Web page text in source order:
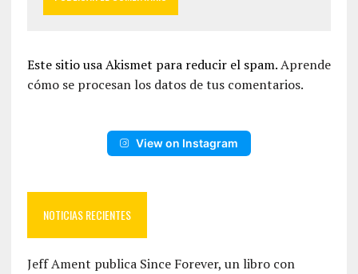
Este sitio usa Akismet para reducir el spam.Aprende
cómo se procesan los datos de tus comentarios.
View on Instagram
NOTICIAS RECIENTES
Jeff Ament publica Since Forever, un libro con